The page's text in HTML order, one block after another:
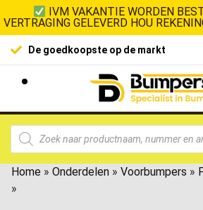
IVM VAKANTIE WORDEN
VERTRAGING GELEVERD HOU
De goedkoopste op de markt
Home » Onderdelen » Voorbumpers »
»